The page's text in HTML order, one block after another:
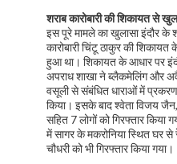
शराब कारोबारी की शिकायत से
इस पूरे मामले का खुलासा इंदौर के
कारोबारी चिंटू ठाकुर की शिकायत
हुआ था। शिकायत के आधार पर
अपराध शाखा ने ब्लैकमेलिंग और
वसूली से संबंधित धाराओं में
किया। इसके बाद श्वेता विजय
सहित 7 लोगों को गिरफ्तार किया
में सागर के मकरोनिया स्थित घर से
चौधरी को भी गिरफ्तार किया गया।